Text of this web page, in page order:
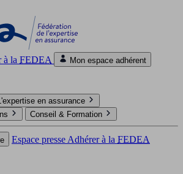
à la FEDEA Mon espace adhérent
en assurance
Conseil & Formation
Espace presse Adhérer à la FEDEA